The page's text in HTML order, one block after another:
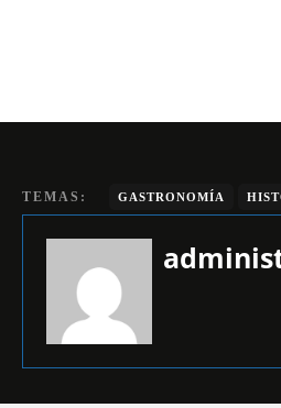
TEMAS: GASTRONOMÍA